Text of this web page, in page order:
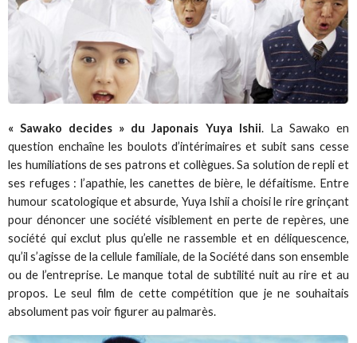
« Sawako decides » du Japonais Yuya Ishii. La Sawako en
question enchaîne les boulots d’intérimaires et subit sans cesse
les humiliations de ses patrons et collègues. Sa solution de repli et
ses refuges : l’apathie, les canettes de bière, le défaitisme. Entre
humour scatologique et absurde, Yuya Ishii a choisi le rire grinçant
pour dénoncer une société visiblement en perte de repères, une
société qui exclut plus qu’elle ne rassemble et en déliquescence,
qu’il s’agisse de la cellule familiale, de la Société dans son ensemble
ou de l’entreprise. Le manque total de subtilité nuit au rire et au
propos. Le seul film de cette compétition que je ne souhaitais
absolument pas voir figurer au palmarès.